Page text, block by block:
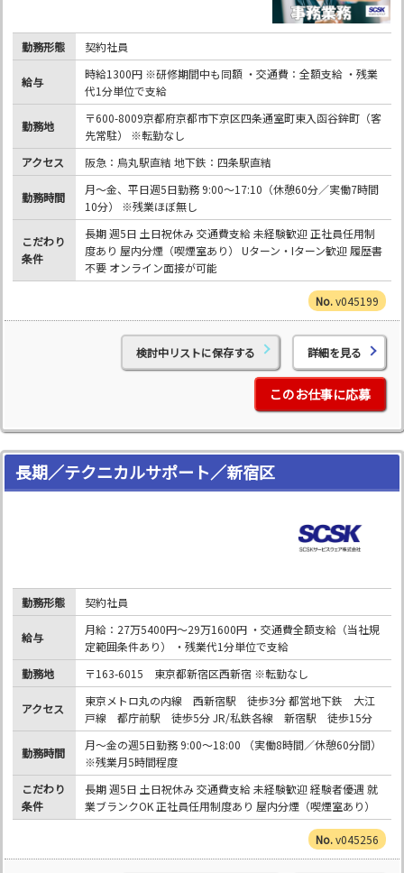
勤務形態 契約社員
給与
時給1300円 ※研修期間中も同額 ・交通費：全額支給 ・残業
代1分単位で支給
勤務地
〒600-8009京都府京都市下京区四条通室町東入函谷鉾町（客
先常駐） ※転勤なし
アクセス
阪急：烏丸駅直結 地下鉄：四条駅直結
勤務時間
月～金、平日週5日勤務 9:00～17:10（休憩60分／実働7時間
10分） ※残業ほぼ無し
こだわり
条件
長期 週5日 土日祝休み 交通費支給 未経験歓迎 正社員任用制
度あり 屋内分煙（喫煙室あり） Uターン・Iターン歓迎 履歴書
不要 オンライン面接が可能
v045199
検討中リストに保存する 詳細を見る
このお仕事に応募
長期／テクニカルサポート／新宿区
勤務形態 契約社員
給与
月給：27万5400円～29万1600円 ・交通費全額支給（当社規
定範囲条件あり） ・残業代1分単位で支給
勤務地
〒163-6015 東京都新宿区西新宿 ※転勤なし
アクセス
東京メトロ丸の内線 西新宿駅 徒歩3分 都営地下鉄 大江
戸線 都庁前駅 徒歩5分 JR/私鉄各線 新宿駅 徒歩15分
勤務時間
月～金の週5日勤務 9:00～18:00 （実働8時間／休憩60分間）
※残業月5時間程度
こだわり
条件
長期 週5日 土日祝休み 交通費支給 未経験歓迎 経験者優遇 就
業ブランクOK 正社員任用制度あり 屋内分煙（喫煙室あり）
v045256